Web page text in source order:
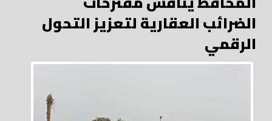
الضرائب العقارية لتعزيز التحول
الرقمي